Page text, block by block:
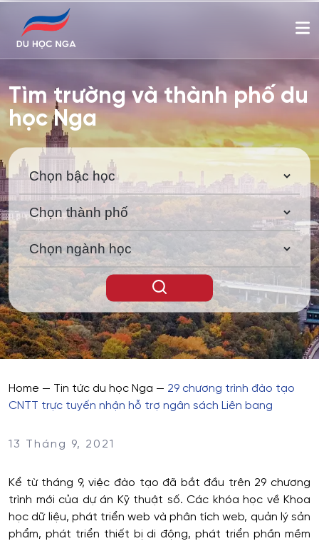
Tìm trường và thành phố du
học Nga
Home — Tin tức du học Nga — 29 chương trình đào tạo
CNTT trực tuyến nhận hỗ trợ ngân sách Liên bang
13 Tháng 9, 2021
Kể từ tháng 9, việc đào tạo đã bắt đầu trên 29 chương
trình mới của dự án Kỹ thuật số. Các khóa học về Khoa
học dữ liệu, phát triển web và phân tích web, quản lý sản
phẩm, phát triển thiết bị di động, phát triển phần mềm